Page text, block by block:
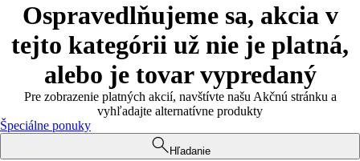
Ospravedlňujeme sa, akcia v
tejto kategórii už nie je platná,
alebo je tovar vypredaný
Pre zobrazenie platných akcií, navštívte našu Akčnú stránku a
vyhľadajte alternatívne produkty
Špeciálne ponuky
Hľadanie